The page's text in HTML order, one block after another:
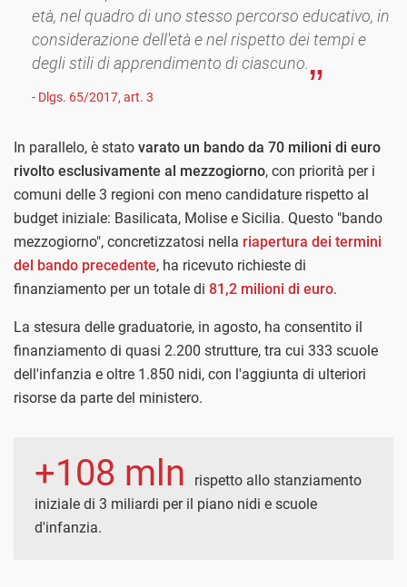
età, nel quadro di uno stesso percorso educativo, in
considerazione dell'età e nel rispetto dei tempi e
degli stili di apprendimento di ciascuno.
- Dlgs. 65/2017, art. 3
In parallelo, è stato varato un bando da 70 milioni di euro
rivolto esclusivamente al mezzogiorno, con priorità per i
comuni delle 3 regioni con meno candidature rispetto al
budget iniziale: Basilicata, Molise e Sicilia. Questo "bando
mezzogiorno", concretizzatosi nella riapertura dei termini
del bando precedente, ha ricevuto richieste di
finanziamento per un totale di 81,2 milioni di euro.
La stesura delle graduatorie, in agosto, ha consentito il
finanziamento di quasi 2.200 strutture, tra cui 333 scuole
dell'infanzia e oltre 1.850 nidi, con l'aggiunta di ulteriori
risorse da parte del ministero.
+108 mln
rispetto allo stanziamento
iniziale di 3 miliardi per il piano nidi e scuole
d'infanzia.